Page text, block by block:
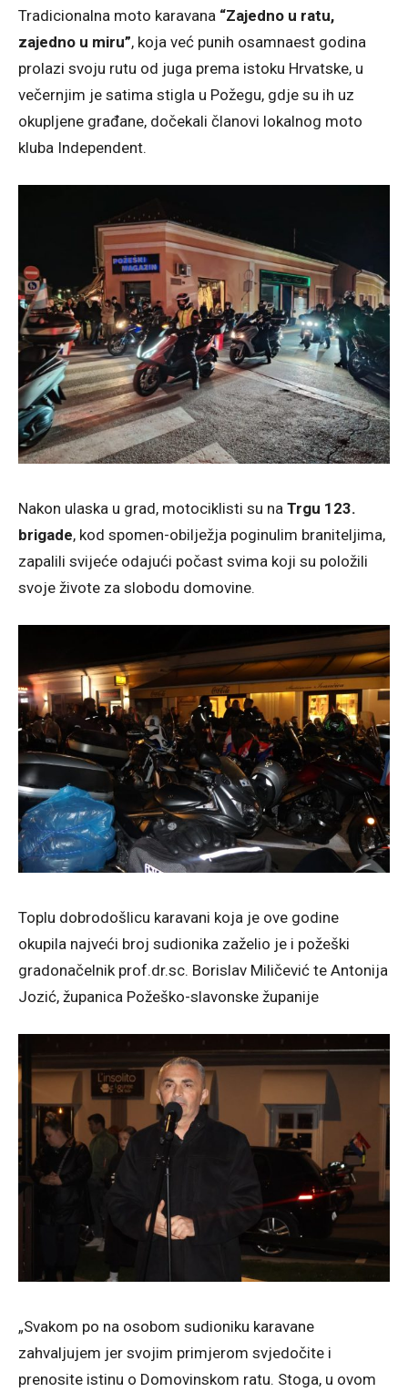
Tradicionalna moto karavana “Zajedno u ratu,
zajedno u miru”, koja već punih osamnaest godina
prolazi svoju rutu od juga prema istoku Hrvatske, u
večernjim je satima stigla u Požegu, gdje su ih uz
okupljene građane, dočekali članovi lokalnog moto
kluba Independent.
Nakon ulaska u grad, motociklisti su na Trgu 123.
brigade, kod spomen-obilježja poginulim braniteljima,
zapalili svijeće odajući počast svima koji su položili
svoje živote za slobodu domovine.
Toplu dobrodošlicu karavani koja je ove godine
okupila najveći broj sudionika zaželio je i požeški
gradonačelnik prof.dr.sc. Borislav Miličević te Antonija
Jozić, županica Požeško-slavonske županije
„Svakom po na osobom sudioniku karavane
zahvaljujem jer svojim primjerom svjedočite i
prenosite istinu o Domovinskom ratu. Stoga, u ovom